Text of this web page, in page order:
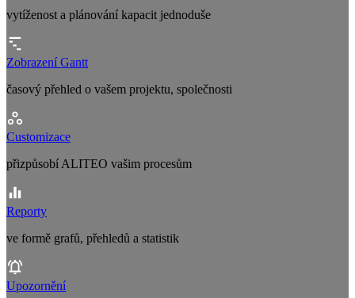
vytíženost a plánování kapacit jednoduše
Zobrazení Gantt
časový přehled o vašem projektu, společnosti
Customizace
přizpůsobí ALITEO vašim procesům
Reporty
ve formě grafů, přehledů a statistik
Upozornění